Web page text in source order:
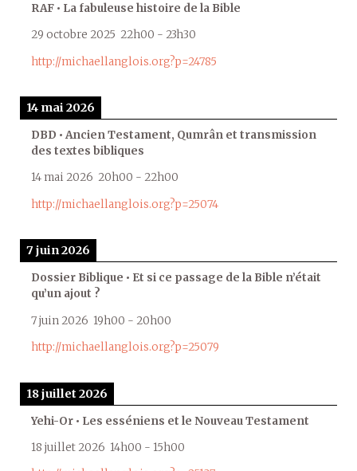
RAF • La fabuleuse histoire de la Bible
29 octobre 2025 22h00 - 23h30
http://michaellanglois.org?p=24785
14 mai 2026
DBD • Ancien Testament, Qumrân et transmission
des textes bibliques
14 mai 2026 20h00 - 22h00
http://michaellanglois.org?p=25074
7 juin 2026
Dossier Biblique • Et si ce passage de la Bible n’était
qu’un ajout ?
7 juin 2026 19h00 - 20h00
http://michaellanglois.org?p=25079
18 juillet 2026
Yehi-Or • Les esséniens et le Nouveau Testament
18 juillet 2026 14h00 - 15h00